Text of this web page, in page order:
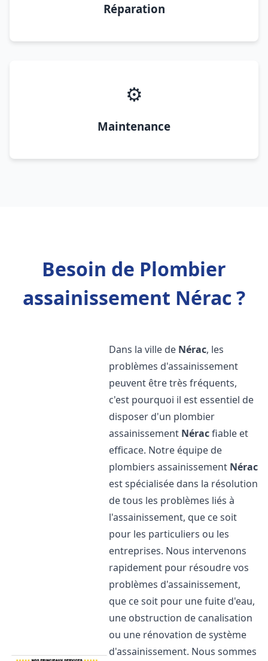
Réparation
⚙️
Maintenance
Besoin de Plombier
assainissement Nérac ?
Dans la ville de Nérac, les
problèmes d'assainissement
peuvent être très fréquents,
c'est pourquoi il est essentiel de
disposer d'un plombier
assainissement Néracfiable et
efficace. Notre équipe de
plombiers assainissement Nérac
est spécialisée dans la résolution
de tous les problèmes liés à
l'assainissement, que ce soit
pour les particuliers ou les
entreprises. Nous intervenons
rapidement pour résoudre vos
problèmes d'assainissement,
que ce soit pour une fuite d'eau,
une obstruction de canalisation
ou une rénovation de système
d'assainissement. Nous sommes